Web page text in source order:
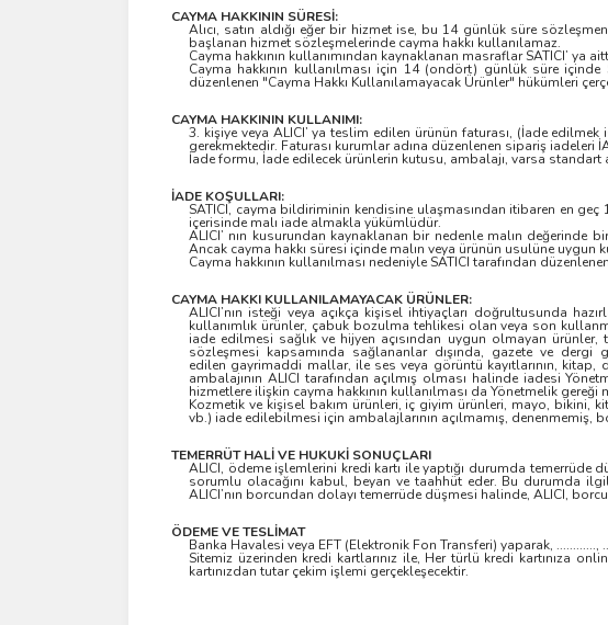
CAYMA HAKKININ SÜRESİ:
Alıcı, satın aldığı eğer bir hizmet ise, bu 14 günlük süre
başlanan hizmet sözleşmelerinde cayma hakkı kullanılamaz.
Cayma hakkının kullanımından kaynaklanan masraflar SATICI’ ya
Cayma hakkının kullanılması için 14 (ondört) günlük süre
düzenlenen "Cayma Hakkı Kullanılamayacak Ürünler" hükümleri
CAYMA HAKKININ KULLANIMI:
3. kişiye veya ALICI’ ya teslim edilen ürünün faturası, (İade
gerekmektedir. Faturası kurumlar adına düzenlenen sipariş iadeleri
İade formu, İade edilecek ürünlerin kutusu, ambalajı, varsa
İADE KOŞULLARI:
SATICI, cayma bildiriminin kendisine ulaşmasından itibaren en
içerisinde malı iade almakla yükümlüdür.
ALICI’ nın kusurundan kaynaklanan bir nedenle malın değerinde
Ancak cayma hakkı süresi içinde malın veya ürünün usulüne
Cayma hakkının kullanılması nedeniyle SATICI tarafından
CAYMA HAKKI KULLANILAMAYACAK ÜRÜNLER:
ALICI’nın isteği veya açıkça kişisel ihtiyaçları doğrultusunda
kullanımlık ürünler, çabuk bozulma tehlikesi olan veya son
iade edilmesi sağlık ve hijyen açısından uygun olmayan
sözleşmesi kapsamında sağlananlar dışında, gazete ve
edilen gayrimaddi mallar, ile ses veya görüntü kayıtlarının, kitap,
ambalajının ALICI tarafından açılmış olması halinde iadesi
hizmetlere ilişkin cayma hakkının kullanılması da Yönetmelik gereği
Kozmetik ve kişisel bakım ürünleri, iç giyim ürünleri, mayo, bikini,
vb.) iade edilebilmesi için ambalajlarının açılmamış, denenmemiş,
TEMERRÜT HALİ VE HUKUKİ SONUÇLARI
ALICI, ödeme işlemlerini kredi kartı ile yaptığı durumda temerrüde
sorumlu olacağını kabul, beyan ve taahhüt eder. Bu durumda
ALICI’nın borcundan dolayı temerrüde düşmesi halinde, ALICI,
ÖDEME VE TESLİMAT
Banka Havalesi veya EFT (Elektronik Fon Transferi) yaparak,
Sitemiz üzerinden kredi kartlarınız ile, Her türlü kredi kartınıza
kartınızdan tutar çekim işlemi gerçekleşecektir.